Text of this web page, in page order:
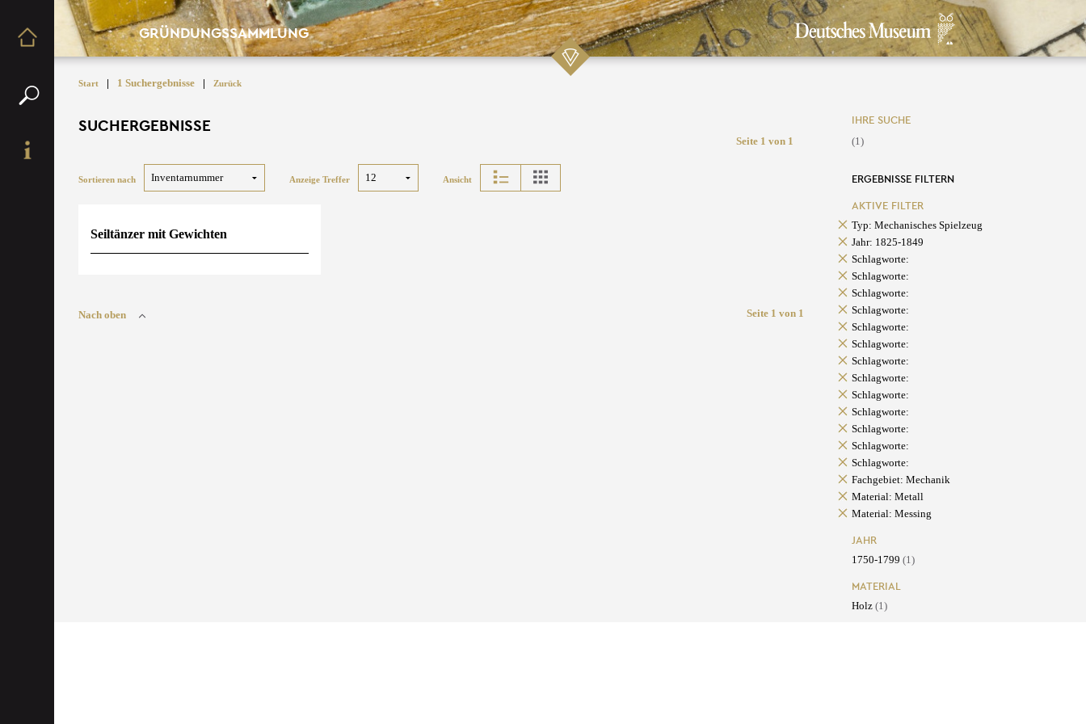
GRÜNDUNGSSAMMLUNG
Start | 1 Suchergebnisse | Zurück
SUCHERGEBNISSE
Seite 1 von 1
Sortieren nach Anzeige Treffer Ansicht
Seiltänzer mit Gewichten
Nach oben Seite 1 von 1
IHRE SUCHE
(1)
ERGEBNISSE FILTERN
AKTIVE FILTER
Typ: Mechanisches Spielzeug
Jahr: 1825-1849
Schlagworte:
Schlagworte:
Schlagworte:
Schlagworte:
Schlagworte:
Schlagworte:
Schlagworte:
Schlagworte:
Schlagworte:
Schlagworte:
Schlagworte:
Schlagworte:
Schlagworte:
Fachgebiet: Mechanik
Material: Metall
Material: Messing
JAHR
1750-1799 (1)
MATERIAL
Holz (1)